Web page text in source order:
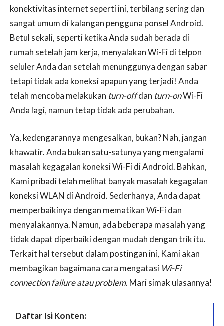
konektivitas internet seperti ini, terbilang sering dan
sangat umum di kalangan pengguna ponsel Android.
Betul sekali, seperti ketika Anda sudah berada di
rumah setelah jam kerja, menyalakan Wi-Fi di telpon
seluler Anda dan setelah menunggunya dengan sabar
tetapi tidak ada koneksi apapun yang terjadi! Anda
telah mencoba melakukan turn-offdan turn-onWi-Fi
Anda lagi, namun tetap tidak ada perubahan.
Ya, kedengarannya mengesalkan, bukan? Nah, jangan
khawatir. Anda bukan satu-satunya yang mengalami
masalah kegagalan koneksi Wi-Fi di Android. Bahkan,
Kami pribadi telah melihat banyak masalah kegagalan
koneksi WLAN di Android. Sederhanya, Anda dapat
memperbaikinya dengan mematikan Wi-Fi dan
menyalakannya. Namun, ada beberapa masalah yang
tidak dapat diperbaiki dengan mudah dengan trik itu.
Terkait hal tersebut dalam postingan ini, Kami akan
membagikan bagaimana cara mengatasi Wi-Fi
connection failure atau problem. Mari simak ulasannya!
Daftar Isi Konten: